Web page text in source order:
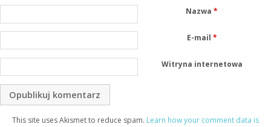
Nazwa*
E-mail *
Witryna internetowa
This site uses Akismet to reduce spam. Learn how your comment data is